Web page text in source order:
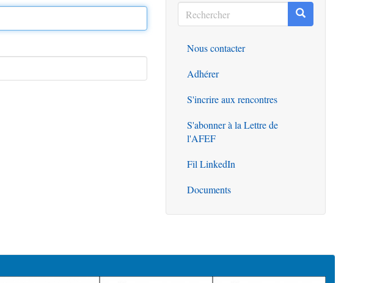
Rechercher
Rechercher Rechercher
Outils
Nous contacter
Adhérer
S'incrire aux rencontres
S'abonner à la Lettre de
l'AFEF
Fil LinkedIn
Documents